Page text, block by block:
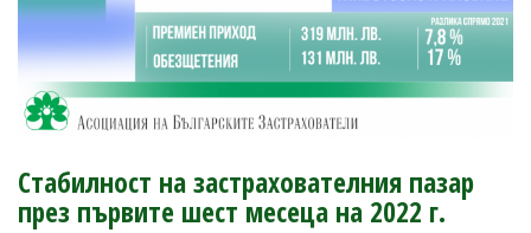
Стабилност на застрахователния пазар
през първите шест месеца на 2022 г.